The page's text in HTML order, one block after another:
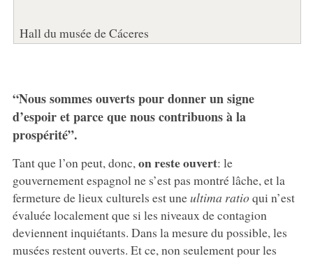
Hall du musée de Cáceres
“Nous sommes ouverts pour donner un signe
d’espoir et parce que nous contribuons à la
prospérité”.
Tant que l’on peut, donc, on reste ouvert: le
gouvernement espagnol ne s’est pas montré lâche, et la
fermeture de lieux culturels est uneultima ratioqui n’est
évaluée localement que si les niveaux de contagion
deviennent inquiétants. Dans la mesure du possible, les
musées restent ouverts. Et ce, non seulement pour les